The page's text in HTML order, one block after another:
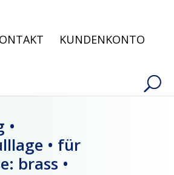
KUNDENKONTO
•
• für
brass •